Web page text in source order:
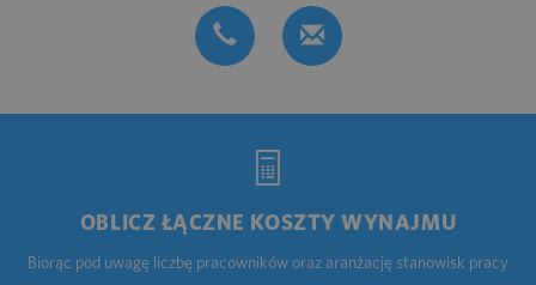
OBLICZ ŁĄCZNE KOSZTY WYNAJMU
Biorąc pod uwagę liczbę pracowników oraz aranżację stanowisk pracy